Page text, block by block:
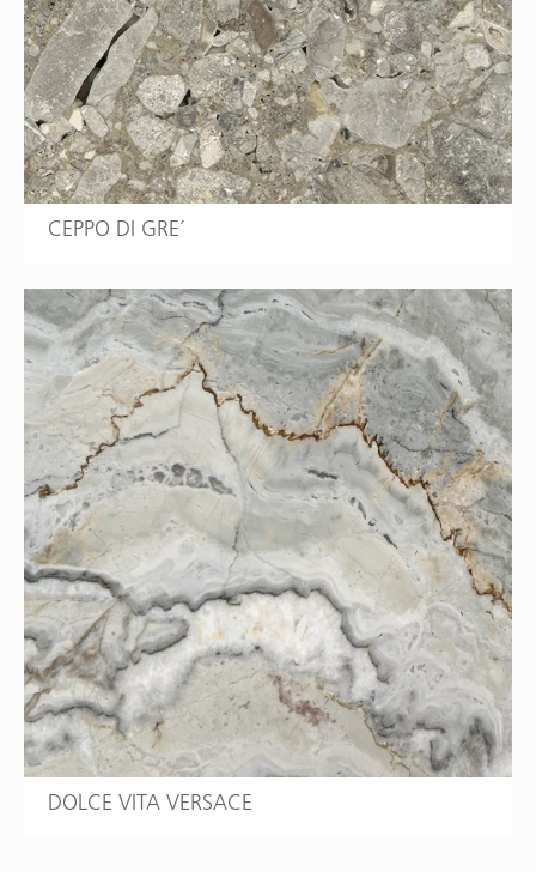
CEPPO DI GRE´
DOLCE VITA VERSACE